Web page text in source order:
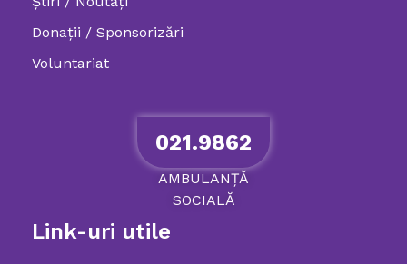
Donații / Sponsorizări
Voluntariat
021.9862
AMBULANȚĂ
SOCIALĂ
Link-uri utile